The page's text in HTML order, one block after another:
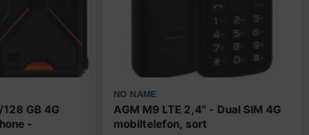
GB 4G
-
NO NAME
AGM M9 LTE 2,4" - Dual SIM 4G
mobiltelefon, sort